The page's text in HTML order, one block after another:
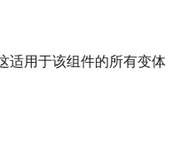
适用于该组件的所有变体